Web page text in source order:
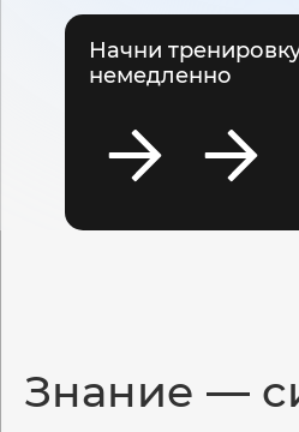
Начни
немедленно
Знание —